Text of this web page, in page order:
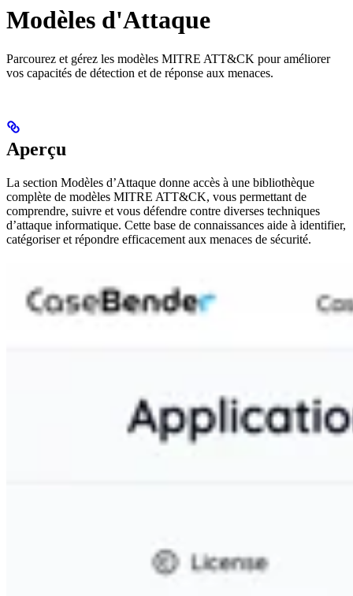
Modèles d'Attaque
Parcourez et gérez les modèles MITRE ATT&CK pour améliorer
vos capacités de détection et de réponse aux menaces.
Aperçu
La section Modèles d’Attaque donne accès à une bibliothèque
complète de modèles MITRE ATT&CK, vous permettant de
comprendre, suivre et vous défendre contre diverses techniques
d’attaque informatique. Cette base de connaissances aide à identifier,
catégoriser et répondre efficacement aux menaces de sécurité.